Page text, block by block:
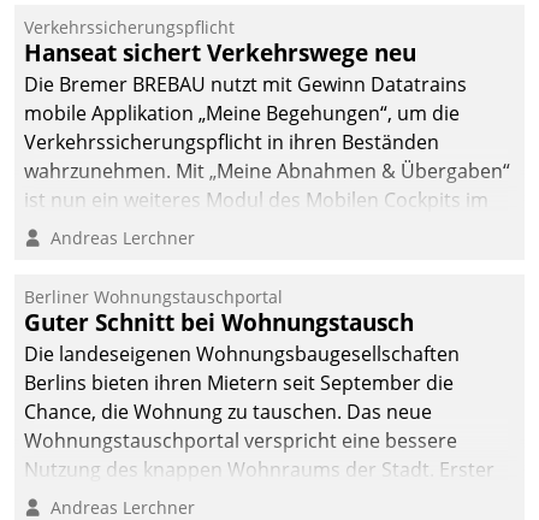
Verkehrssicherungspflicht
Hanseat sichert Verkehrswege neu
Die Bremer BREBAU nutzt mit Gewinn Datatrains
mobile Applikation „Meine Begehungen“, um die
Verkehrssicherungspflicht in ihren Beständen
wahrzunehmen. Mit „Meine Abnahmen & Übergaben“
ist nun ein weiteres Modul des Mobilen Cockpits im
Einsatz.
Andreas Lerchner
Berliner Wohnungstauschportal
Guter Schnitt bei Wohnungstausch
Die landeseigenen Wohnungsbaugesellschaften
Berlins bieten ihren Mietern seit September die
Chance, die Wohnung zu tauschen. Das neue
Wohnungstauschportal verspricht eine bessere
Nutzung des knappen Wohnraums der Stadt. Erster
Anwendungsfall für Datatrains Lösung API-Hub mit
Andreas Lerchner